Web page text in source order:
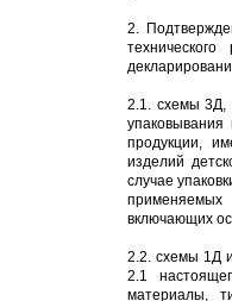
2.
2.1. схемы 3Д,
продукции,
изделий
случае
включающих
2.2. схемы 1Д
2.1
материалы,